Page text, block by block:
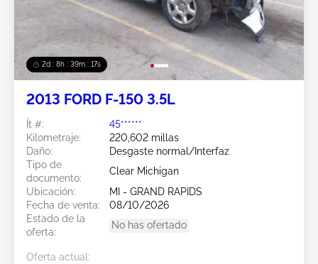
2d : 8h : 39m : 15s
2013 FORD F-150 3.5L
Ít #:
45******
Kilometraje:
220,602 millas
Daño:
Desgaste normal/Interfaz
Tipo de
documento:
Clear Michigan
Ubicación:
MI - GRAND RAPIDS
Fecha de venta:
08/10/2026
Estado de la
oferta:
No has ofertado
Oferta actual: